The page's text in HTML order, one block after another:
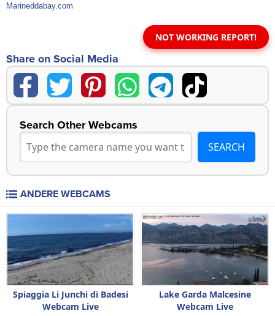
Marineddabay.com
NOT WORKING REPORT!
Share on Social Media
Search Other Webcams
ANDERE WEBCAMS
Spiaggia Li Junchi di Badesi
Webcam Live
Lake Garda Malcesine
Webcam Live